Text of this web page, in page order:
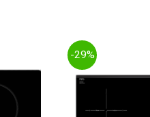
-29%